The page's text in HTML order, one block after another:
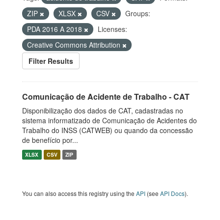
ZIP
XLSX CSV
Groups:
PDA 2016 A 2018
Licenses:
Creative Commons Attribution
Filter Results
Comunicação de Acidente de Trabalho - CAT
Disponibilização dos dados de CAT, cadastradas no
sistema informatizado de Comunicação de Acidentes do
Trabalho do INSS (CATWEB) ou quando da concessão
de benefício por...
XLSX CSV ZIP
You can also access this registry using the API (see API Docs).